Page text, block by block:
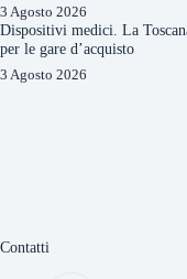
3 Agosto 2026
Dispositivi medici. La
per le gare d’acquisto
3 Agosto 2026
Contatti